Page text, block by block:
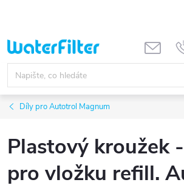
obsah
Díly pro Autotrol Magnum
Plastový kroužek
pro vložku refill.